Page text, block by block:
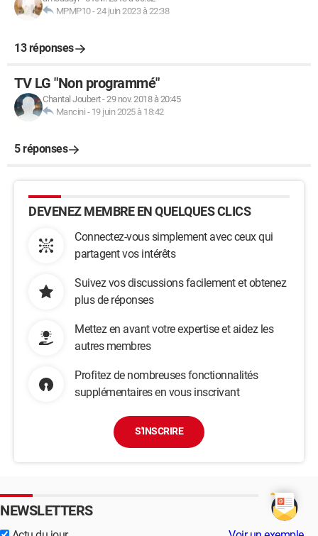
MPMP10-24 juin 2023 à 22:38
13 réponses
TV LG "Non programmé"
Chantal Joubert-29 nov. 2018 à 20:45
Mancini - 19 juin 2025 à 18:42
5 réponses
DEVENEZ MEMBRE EN QUELQUES CLICS
Connectez-vous simplement avec ceux qui
partagent vos intérêts
Suivez vos discussions facilement et obtenez
plus de réponses
Mettez en avant votre expertise et aidez les
autres membres
Profitez de nombreuses fonctionnalités
supplémentaires en vous inscrivant
S'INSCRIRE
NEWSLETTERS